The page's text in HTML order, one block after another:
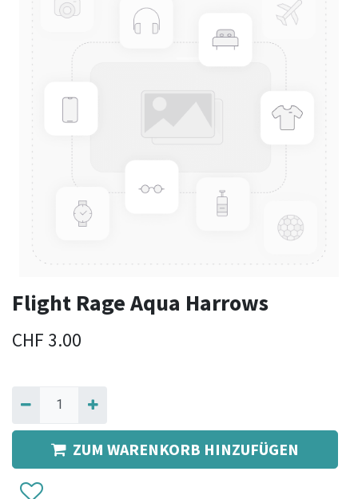
Flight Rage Aqua Harrows
CHF 3.00
ZUM WARENKORB HINZUFÜGEN